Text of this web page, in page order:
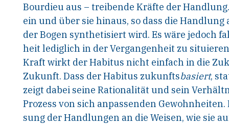
Bourdieu aus – treibende Kräfte der
ein und über sie hinaus, so dass die
der Bogen synthetisiert wird. Es wäre jedoch
heit lediglich in der Vergangenheit zu
Kraft wirkt der Habitus nicht einfach in die
Zukunft. Dass der Habitus zukunftsbasiert,
zeigt dabei seine Rationalität und sein
Prozess von sich anpassenden
sung der Handlungen an die Weisen, wie sie